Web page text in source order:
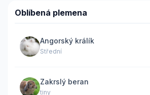
Oblíbená plemena
Angorský králík
Střední
Zakrslý beran
tiny